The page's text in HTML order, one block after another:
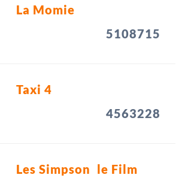
La Momie
5108715
Taxi 4
4563228
Les Simpson  le Film